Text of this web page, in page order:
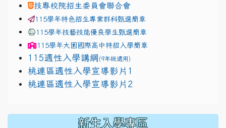
技專校院招生委員會聯合會
115學年特色招生專業群科甄選簡章
115學年技藝技能優良學生甄選簡章
115學年大園國際高中特招入學簡章
115適性入學講綱 (9年級適用)
link to https://docs.google.com/presentation/
桃連區適性入學宣導影片1
link to https://docs.google.com/presentation/
桃連區適性入學宣導影片2
新生入學專區